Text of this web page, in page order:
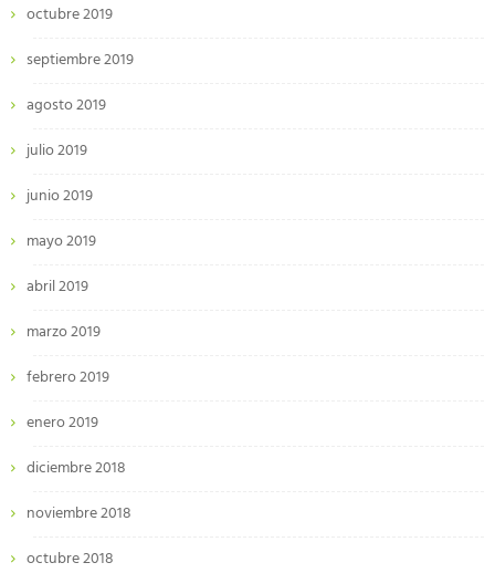
octubre 2019
septiembre 2019
agosto 2019
julio 2019
junio 2019
mayo 2019
abril 2019
marzo 2019
febrero 2019
enero 2019
diciembre 2018
noviembre 2018
octubre 2018